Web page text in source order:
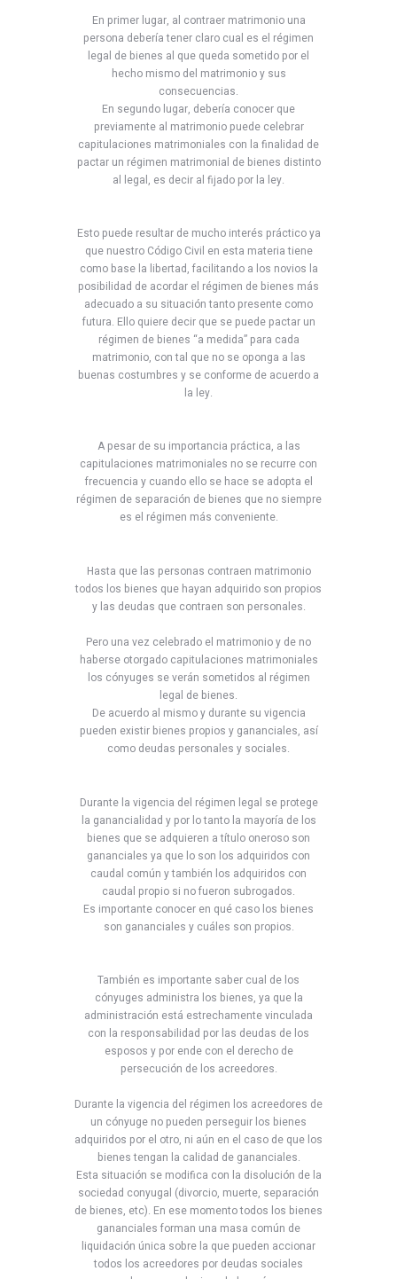
En primer lugar, al contraer matrimonio una
persona debería tener claro cual es el régimen
legal de bienes al que queda sometido por el
hecho mismo del matrimonio y sus
consecuencias.
En segundo lugar, debería conocer que
previamente al matrimonio puede celebrar
capitulaciones matrimoniales con la finalidad de
pactar un régimen matrimonial de bienes distinto
al legal, es decir al fijado por la ley.
Esto puede resultar de mucho interés práctico ya
que nuestro Código Civil en esta materia tiene
como base la libertad, facilitando a los novios la
posibilidad de acordar el régimen de bienes más
adecuado a su situación tanto presente como
futura. Ello quiere decir que se puede pactar un
régimen de bienes “a medida” para cada
matrimonio, con tal que no se oponga a las
buenas costumbres y se conforme de acuerdo a
la ley.
A pesar de su importancia práctica, a las
capitulaciones matrimoniales no se recurre con
frecuencia y cuando ello se hace se adopta el
régimen de separación de bienes que no siempre
es el régimen más conveniente.
Hasta que las personas contraen matrimonio
todos los bienes que hayan adquirido son propios
y las deudas que contraen son personales.
Pero una vez celebrado el matrimonio y de no
haberse otorgado capitulaciones matrimoniales
los cónyuges se verán sometidos al régimen
legal de bienes.
De acuerdo al mismo y durante su vigencia
pueden existir bienes propios y gananciales, así
como deudas personales y sociales.
Durante la vigencia del régimen legal se protege
la ganancialidad y por lo tanto la mayoría de los
bienes que se adquieren a título oneroso son
gananciales ya que lo son los adquiridos con
caudal común y también los adquiridos con
caudal propio si no fueron subrogados.
Es importante conocer en qué caso los bienes
son gananciales y cuáles son propios.
También es importante saber cual de los
cónyuges administra los bienes, ya que la
administración está estrechamente vinculada
con la responsabilidad por las deudas de los
esposos y por ende con el derecho de
persecución de los acreedores.
Durante la vigencia del régimen los acreedores de
un cónyuge no pueden perseguir los bienes
adquiridos por el otro, ni aún en el caso de que los
bienes tengan la calidad de gananciales.
Esta situación se modifica con la disolución de la
sociedad conyugal (divorcio, muerte, separación
de bienes, etc). En ese momento todos los bienes
gananciales forman una masa común de
liquidación única sobre la que pueden accionar
todos los acreedores por deudas sociales